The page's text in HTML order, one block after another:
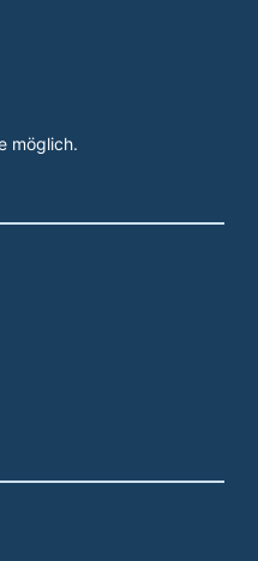
möglich.